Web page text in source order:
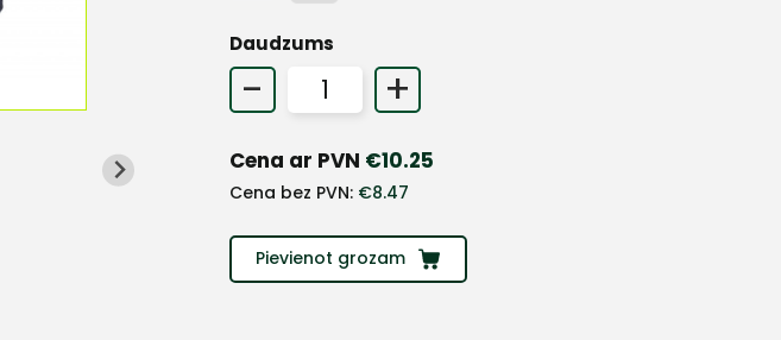
Daudzums
- +
Cena ar PVN €10.25
Cena bez PVN: €8.47
Pievienot grozam